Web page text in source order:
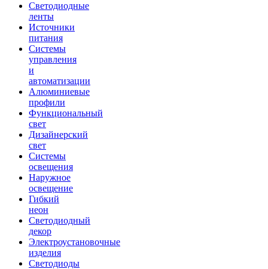
Светодиодные
ленты
Источники
питания
Системы
управления
и
автоматизации
Алюминиевые
профили
Функциональный
свет
Дизайнерский
свет
Системы
освещения
Наружное
освещение
Гибкий
неон
Светодиодный
декор
Электроустановочные
изделия
Светодиоды